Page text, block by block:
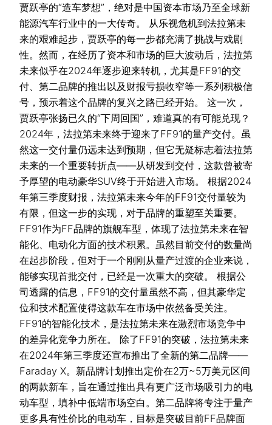
贾跃亭的“造车梦想”，绝对是中国资本市场乃至全球新
能源汽车行业中的一大传奇。 从乐视危机到法拉第未
来的艰难起步，贾跃亭的每一步都充满了挑战与戏剧
性。然而，在经历了资本和市场的巨大波动后，法拉第
未来似乎在2024年逐步迎来转机，尤其是FF91的交
付、第二品牌的推出以及财报亏损收窄等一系列积极信
号，预示着这个品牌的复兴之路已经开始。 这一次，
贾跃亭张扬已久的“下周回国”，难道真的有可能兑现？
2024年，法拉第未来终于迎来了FF91的量产交付。虽
然这一交付量仍远未达到预期，但它无疑标志着法拉第
未来的一个重要转折点——从研发到交付，这款曾被寄
予厚望的电动豪华SUV终于开始进入市场。 根据2024
年第三季度财报，法拉第未来今年的FF91交付量较为
有限，但这一步的实现，对于品牌的重塑至关重要。
FF91作为FF品牌的旗舰车型，体现了法拉第未来在智
能化、电动化方面的技术积累。虽然目前交付的数量尚
在起步阶段，但对于一个刚刚从量产过渡的企业来说，
能够实现首批交付，已经是一次重大的突破。 根据公
司透露的信息，FF91的交付量虽然不高，但其豪华定
位和技术配置使得这款车在市场中依然备受关注。
FF91的智能化技术，是法拉第未来在激烈市场竞争中
的差异化竞争力所在。 除了FF91的突破，法拉第未来
在2024年第三季度还宣布推出了全新的第二品牌——
Faraday X。新品牌计划推出定价在2万~5万美元区间
的两款新车，旨在通过推出具有更广泛市场吸引力的电
动车型，填补中低端市场空白。第二品牌将专注于量产
更多具有性价比的电动车，目标是突破目前FF品牌面